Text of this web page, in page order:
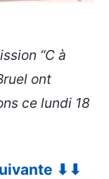
“C à
ont
ce lundi 18
⬇⬇